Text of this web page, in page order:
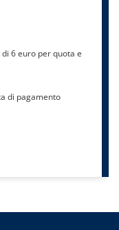
6 euro per quota e
di pagamento